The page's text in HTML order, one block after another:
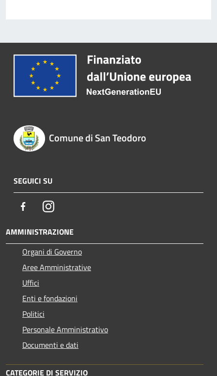
Comune di San Teodoro
SEGUICI SU
FacebookInstagram
AMMINISTRAZIONE
Organi di Governo
Aree Amministrative
Uffici
Enti e fondazioni
Politici
Personale Amministrativo
Documenti e dati
CATEGORIE DI SERVIZIO